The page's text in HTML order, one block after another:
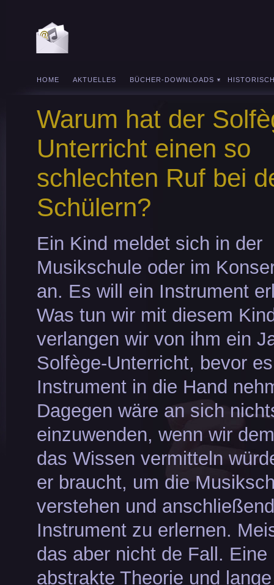
HOME AKTUELLES BÜCHER-DOWNLOADS
Warum hat der
Unterricht einen so
schlechten Ruf bei
Schülern?
Ein Kind meldet sich in der
Musikschule oder im
an. Es will ein Instrument
Was tun wir mit diesem
verlangen wir von ihm ein
Solfège-Unterricht, bevor
Instrument in die Hand
Dagegen wäre an sich
einzuwenden, wenn wir
das Wissen vermitteln
er braucht, um die
verstehen und
Instrument zu erlernen.
das aber nicht de Fall. Eine
abstrakte Theorie und lange